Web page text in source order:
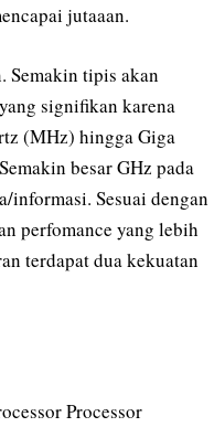
jutaaan.
Semakin tipis akan
signifikan karena
(MHz) hingga Giga
besar GHz pada
informasi. Sesuai dengan
perfomance yang lebih
terdapat dua kekuatan
Processor